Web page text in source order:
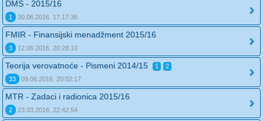
DMS - 2015/16
1 30.06.2016. 17:17:36
FMIR - Finansijski menadžment 2015/16
3 12.06.2016. 20:28:10
Teorija verovatnoće - Pismeni 2014/15 1
2
33
09.06.2016. 20:02:17
MTR - Zadaci i radionica 2015/16
2 23.03.2016. 22:42:54